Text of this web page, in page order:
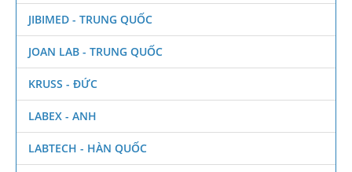
JIBIMED - TRUNG QUỐC
JOAN LAB - TRUNG QUỐC
KRUSS - ĐỨC
LABEX - ANH
LABTECH - HÀN QUỐC